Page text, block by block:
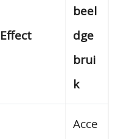
Effect
beel
dge
brui
k
Acce